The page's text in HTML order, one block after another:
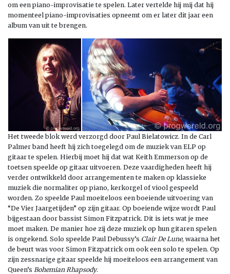
om een piano-improvisatie te spelen. Later vertelde hij mij dat hij
momenteel piano-improvisaties opneemt om er later dit jaar een
album van uit te brengen.
Het tweede blok werd verzorgd door Paul Bielatowicz. In de Carl
Palmer band heeft hij zich toegelegd om de muziek van ELP op
gitaar te spelen. Hierbij moet hij dat wat Keith Emmerson op de
toetsen speelde op gitaar uitvoeren. Deze vaardigheden heeft hij
verder ontwikkeld door arrangementen te maken op klassieke
muziek die normaliter op piano, kerkorgel of viool gespeeld
worden. Zo speelde Paul moeiteloos een boeiende uitvoering van
“De Vier Jaargetijden” op zijn gitaar. Op boeiende wijze wordt Paul
bijgestaan door bassist Simon Fitzpatrick. Dit is iets wat je mee
moet maken. De manier hoe zij deze muziek op hun gitaren spelen
is ongekend. Solo speelde Paul Debussy’s Clair De Lune, waarna het
de beurt was voor Simon Fitzpatrick om ook een solo te spelen. Op
zijn zessnarige gitaar speelde hij moeiteloos een arrangement van
Queen’s Bohemian Rhapsody.